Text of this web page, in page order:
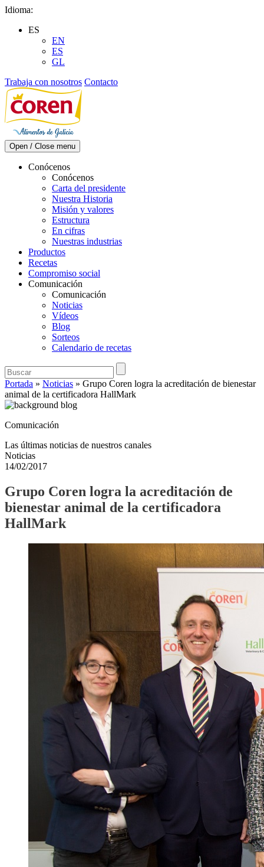
Skip
content
Idioma:
ES
EN
ES
GL
Trabaja con nosotros Contacto
Open / Close menu
Conócenos
Conócenos
Carta del presidente
Nuestra Historia
Misión y valores
Estructura
En cifras
Nuestras industrias
Productos
Recetas
Compromiso social
Comunicación
Comunicación
Noticias
Vídeos
Blog
Sorteos
Calendario de recetas
Portada » Noticias » Grupo Coren logra la acreditación de bienestar
animal de la certificadora HallMark
Comunicación
Las últimas noticias de nuestros canales
Noticias
14/02/2017
Grupo Coren logra la acreditación de
bienestar animal de la certificadora
HallMark